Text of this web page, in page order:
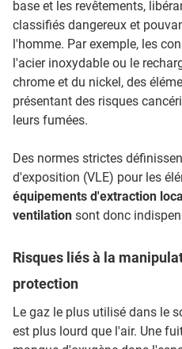
base et les revêtements,
classifiés dangereux et
l'homme. Par exemple, les
l'acier inoxydable ou le
chrome et du nickel, des
présentant des risques
leurs fumées.
Des normes strictes
d'exposition (VLE) pour les
équipements d'extraction
ventilation sont donc
Risques liés à la
protection
Le gaz le plus utilisé dans le
est plus lourd que l'air. Une